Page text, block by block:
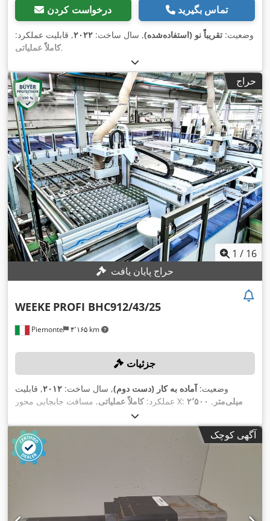
درخواست کردن تماس بگیرید
وضعیت: تقریباً نو (استفاده‌شده), سال ساخت: ۲۰۲۲, قابلیت عملکرد:
کاملاً عملیاتی,
حراج
1 / 16
حراج پایان یافت
Piemonte ۴٬۱۶۵ km
WEEKE PROFI BHC912/43/25
جزئیات
وضعیت:آماده به کار (دست دوم), سال ساخت: ۲۰۱۲, قابلیت
عملکرد:کاملاً عملیاتی , مسافت جابجایی محور X: ۲٬۵۰۰ میلی‌متر ,
, حداکثر سرعت چرخش:
۲۴٬۰۰۰ دور/دقیقه
, تجهیزات: نشان CE,
آگهی کوچک